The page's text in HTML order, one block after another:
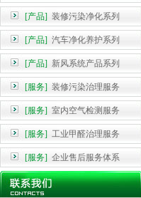
[产品] 装修污染净化系列
[产品] 汽车净化养护系列
[产品] 新风系统产品系列
[服务] 装修污染治理服务
[服务] 室内空气检测服务
[服务] 工业甲醛治理服务
[服务] 企业售后服务体系